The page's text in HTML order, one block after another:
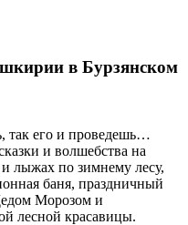
в Бурзянском
так его и проведешь…
и волшебства на
лыжах по зимнему лесу,
баня, праздничный
Морозом и
лесной красавицы.